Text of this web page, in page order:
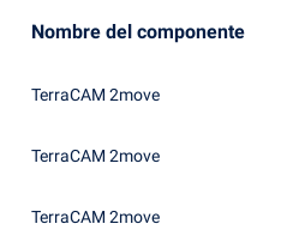
Nombre del componente
TerraCAM 2move
TerraCAM 2move
TerraCAM 2move